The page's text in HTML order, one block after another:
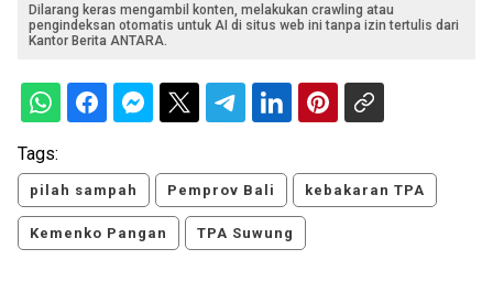
Dilarang keras mengambil konten, melakukan crawling atau
pengindeksan otomatis untuk AI di situs web ini tanpa izin tertulis dari
Kantor Berita ANTARA.
Tags:
pilah sampah Pemprov Bali kebakaran TPA
Kemenko Pangan TPA Suwung